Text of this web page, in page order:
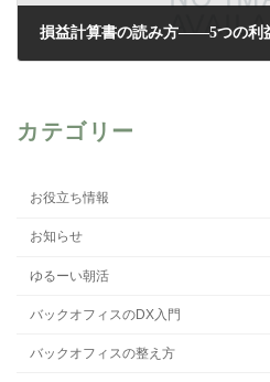
損益計算書の読み方——5つの利
カテゴリー
お役立ち情報
お知らせ
ゆるーい朝活
バックオフィスのDX入門
バックオフィスの整え方